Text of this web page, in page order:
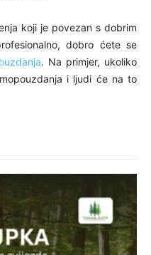
koji je povezan s dobrim
dobro ćete se
. Na primjer, ukoliko
i ljudi će na to